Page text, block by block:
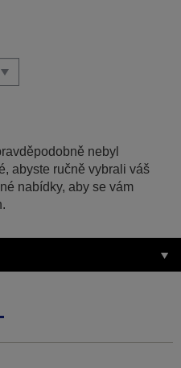
nebyl
abyste ručně vybrali váš
nabídky, aby se vám